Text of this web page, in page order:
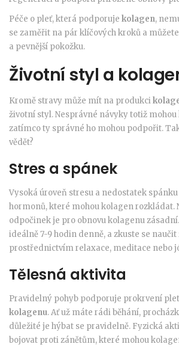
Péče o pleť, která podporuje kolagen,
se zaměřit na pár klíčových kroků a
a pevnější pokožku.
Životní styl a
Kromě stravy může mít na produkci
životní styl. Nesprávné návyky totiž
zatímco ty správné ho mohou podpořit.
vědět?
Stres a spánek
Vysoká úroveň stresu a nedostatek
hormonů, které mohou kolagen rozkládat.
odpočinek je pro obnovu kolagenu
ideálně 7-9 hodin denně, a zkuste se
prostřednictvím relaxace, meditace nebo
Tělesná aktivita
Pravidelný pohyb podporuje prokrvení
kolagenu. Ať už máte rádi běhání,
důležité je hýbat se pravidelně. Fyzická
bojovat proti zánětům, které mohou